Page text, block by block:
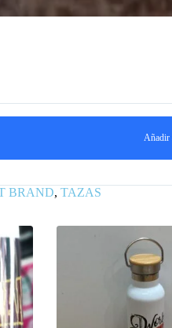
Añadir
BRAND, TAZAS